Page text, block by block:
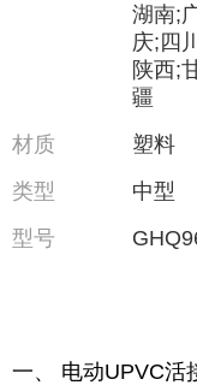
湖南;
庆;四
陕西;
疆
材质
塑料
类型
中型
型号
一、 电动UPVC活